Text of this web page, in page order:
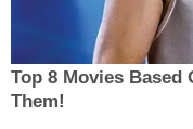
Top 8 Movies Based
Them!